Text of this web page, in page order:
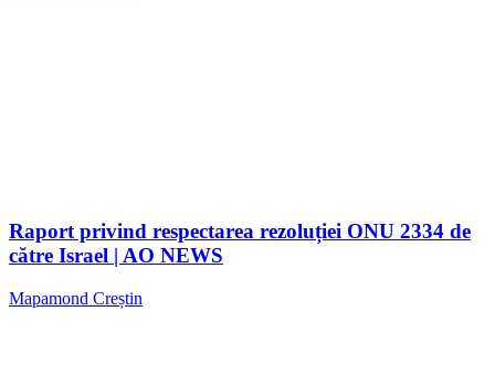
Raport privind respectarea rezoluției ONU 2334 de
către Israel | AO NEWS
Mapamond Creștin